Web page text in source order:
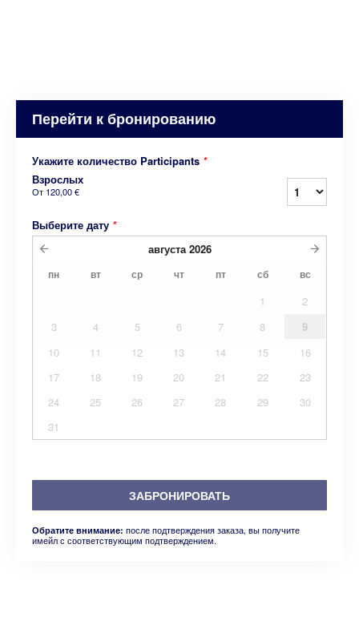
Перейти к бронированию
Укажите количество Participants *
Взрослых
От 120,00 €
Выберите дату *
августа 2026
пн вт ср чт пт сб вс
1
2
3
4 5 6 7 8
9
10
11 12 13 14 15
16
17
18 19 20 21 22
23
24
25 26 27 28 29
30
31
ЗАБРОНИРОВАТЬ
Обратите внимание: после подтверждения заказа, вы получите
имейл с соответствующим подтверждением.